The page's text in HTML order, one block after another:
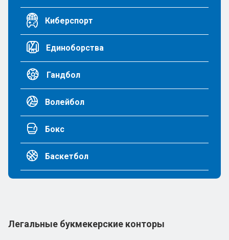
Киберспорт
Единоборства
Гандбол
Волейбол
Бокс
Баскетбол
Легальные букмекерские конторы